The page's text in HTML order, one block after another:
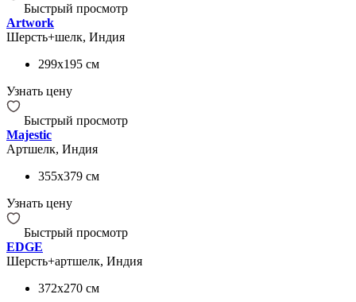
Быстрый просмотр
Artwork
Шерсть+шелк, Индия
299x195 см
Узнать цену
Быстрый просмотр
Majestic
Артшелк, Индия
355x379 см
Узнать цену
Быстрый просмотр
EDGE
Шерсть+артшелк, Индия
372x270 см